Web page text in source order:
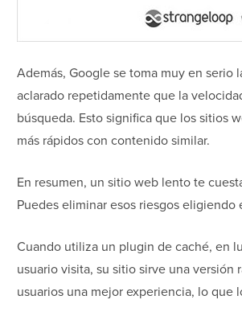
Además, Google se toma muy en
aclarado repetidamente que la
búsqueda. Esto significa que los sitios
más rápidos con contenido similar.
En resumen, un sitio web lento te
Puedes eliminar esos riesgos
Cuando utiliza un plugin de caché, en
usuario visita, su sitio sirve una versión
usuarios una mejor experiencia, lo que